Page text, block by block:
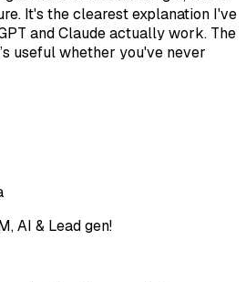
It's the clearest explanation I've
and Claude actually work. The
useful whether you've never
AI & Lead gen!